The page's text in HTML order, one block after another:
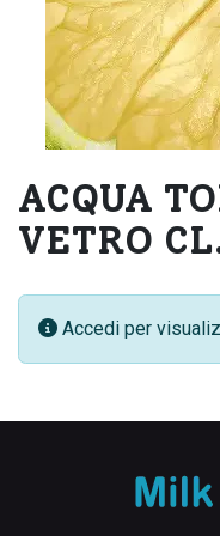
ACQUA
VETRO
Accedi per